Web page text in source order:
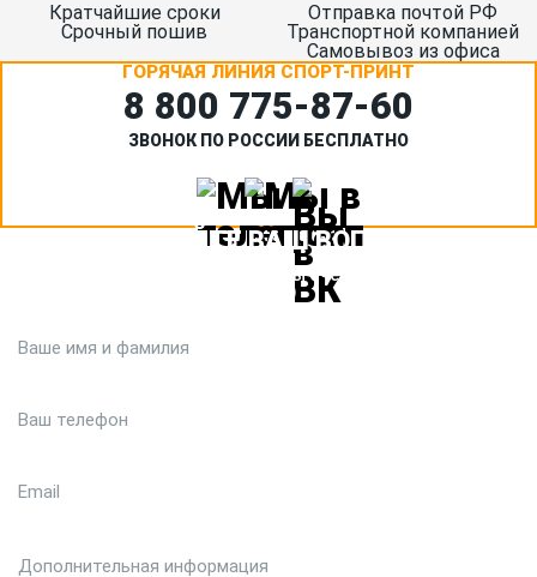
Кратчайшие сроки
Срочный пошив
Отправка почтой РФ
Транспортной компанией
Самовывоз из офиса
ГОРЯЧАЯ ЛИНИЯ СПОРТ-ПРИНТ
8 800 775‑87-60
ЗВОНОК ПО РОССИИ БЕСПЛАТНО
ЗАДАЙТЕ ВАШ ВОПРОС
Или кратко опишите ситуацию. Мы очень быстро свяжемся с
вами :)